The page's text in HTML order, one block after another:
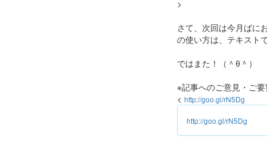
>
さて、次回は今月ばに
の使い方は、テキスト
ではまた！（＾θ＾）
※記事へのご意見・ご
< http://goo.gl/rN5Dg
http://goo.gl/rN5Dg